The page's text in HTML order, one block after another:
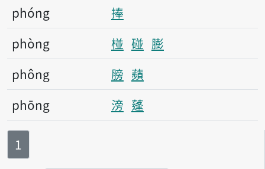
phóng
捧
phòng
椪 碰 膨
phông
膀 蘋
phōng
滂 蓬
第
1